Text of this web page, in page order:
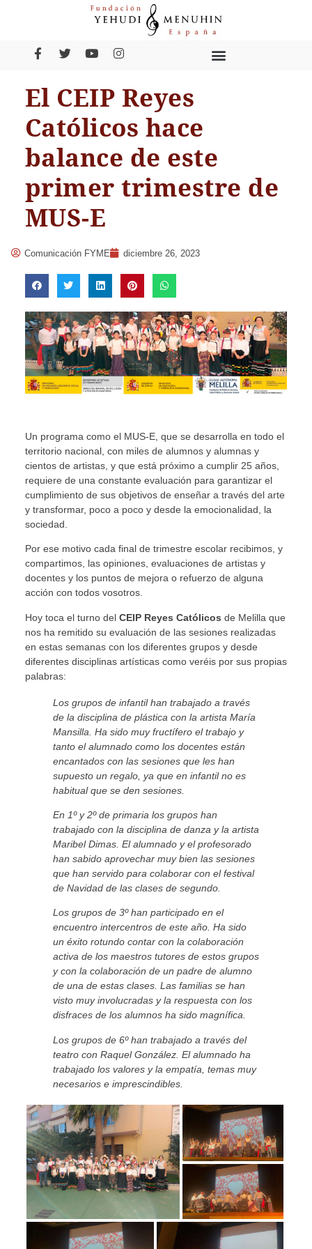
El CEIP Reyes
Católicos hace
balance de este
primer trimestre de
MUS-E
Comunicación FYME diciembre 26, 2023
Un programa como el MUS-E, que se desarrolla en todo el
territorio nacional, con miles de alumnos y alumnas y
cientos de artistas, y que está próximo a cumplir 25 años,
requiere de una constante evaluación para garantizar el
cumplimiento de sus objetivos de enseñar a través del arte
y transformar, poco a poco y desde la emocionalidad, la
sociedad.
Por ese motivo cada final de trimestre escolar recibimos, y
compartimos, las opiniones, evaluaciones de artistas y
docentes y los puntos de mejora o refuerzo de alguna
acción con todos vosotros.
Hoy toca el turno del CEIP Reyes Católicos de Melilla que
nos ha remitido su evaluación de las sesiones realizadas
en estas semanas con los diferentes grupos y desde
diferentes disciplinas artísticas como veréis por sus propias
palabras:
Los grupos de infantil han trabajado a través
de la disciplina de plástica con la artista María
Mansilla. Ha sido muy fructífero el trabajo y
tanto el alumnado como los docentes están
encantados con las sesiones que les han
supuesto un regalo, ya que en infantil no es
habitual que se den sesiones.
En 1º y 2º de primaria los grupos han
trabajado con la disciplina de danza y la artista
Maribel Dimas. El alumnado y el profesorado
han sabido aprovechar muy bien las sesiones
que han servido para colaborar con el festival
de Navidad de las clases de segundo.
Los grupos de 3º han participado en el
encuentro intercentros de este año. Ha sido
un éxito rotundo contar con la colaboración
activa de los maestros tutores de estos grupos
y con la colaboración de un padre de alumno
de una de estas clases. Las familias se han
visto muy involucradas y la respuesta con los
disfraces de los alumnos ha sido magnífica.
Los grupos de 6º han trabajado a través del
teatro con Raquel González. El alumnado ha
trabajado los valores y la empatía, temas muy
necesarios e imprescindibles.